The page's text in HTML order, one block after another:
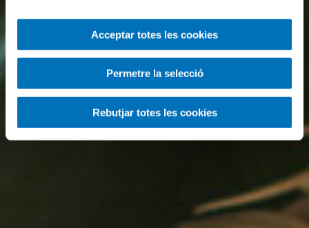
Acceptar totes les cookies
Permetre la selecció
Rebutjar totes les cookies